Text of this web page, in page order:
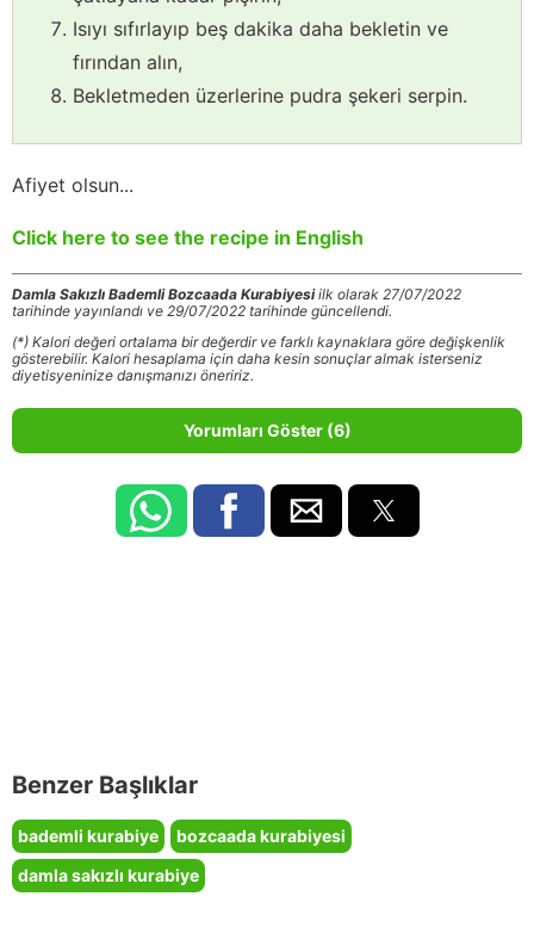
Isıyı sıfırlayıp beş dakika daha bekletin ve
fırından alın,
Bekletmeden üzerlerine pudra şekeri serpin.
Afiyet olsun...
Click here to see the recipe in English
Damla Sakızlı Bademli Bozcaada Kurabiyesiilk olarak 27/07/2022
tarihinde yayınlandı ve 29/07/2022 tarihinde güncellendi.
(*) Kalori değeri ortalama bir değerdir ve farklı kaynaklara göre değişkenlik
gösterebilir. Kalori hesaplama için daha kesin sonuçlar almak isterseniz
diyetisyeninize danışmanızı öneririz.
Yorumları Göster (6)
Benzer Başlıklar
bademli kurabiye
bozcaada kurabiyesi
damla sakızlı kurabiye